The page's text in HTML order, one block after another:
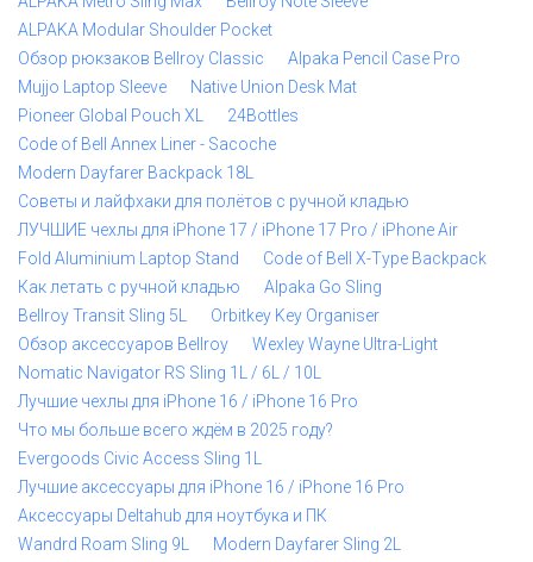
ALPAKA Modular Shoulder Pocket
Обзор рюкзаков Bellroy Classic
Alpaka Pencil Case Pro
Mujjo Laptop Sleeve
Native Union Desk Mat
Pioneer Global Pouch XL
24Bottles
Code of Bell Annex Liner - Sacoche
Modern Dayfarer Backpack 18L
Советы и лайфхаки для полётов с ручной кладью
ЛУЧШИЕ чехлы для iPhone 17 / iPhone 17 Pro / iPhone Air
Fold Aluminium Laptop Stand
Code of Bell X-Type Backpack
Как летать с ручной кладью
Alpaka Go Sling
Bellroy Transit Sling 5L
Orbitkey Key Organiser
Обзор аксессуаров Bellroy
Wexley Wayne Ultra-Light
Nomatic Navigator RS Sling 1L / 6L / 10L
Лучшие чехлы для iPhone 16 / iPhone 16 Pro
Что мы больше всего ждём в 2025 году?
Evergoods Civic Access Sling 1L
Лучшие аксессуары для iPhone 16 / iPhone 16 Pro
Аксессуары Deltahub для ноутбука и ПК
Wandrd Roam Sling 9L
Modern Dayfarer Sling 2L